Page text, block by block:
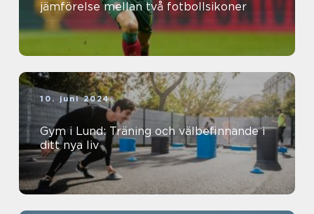
jämförelse mellan två fotbollsikoner
10. juni 2024
Gym i Lund: Träning och välbefinnande i
ditt nya liv